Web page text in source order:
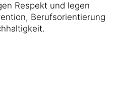
Respekt und legen
Berufsorientierung